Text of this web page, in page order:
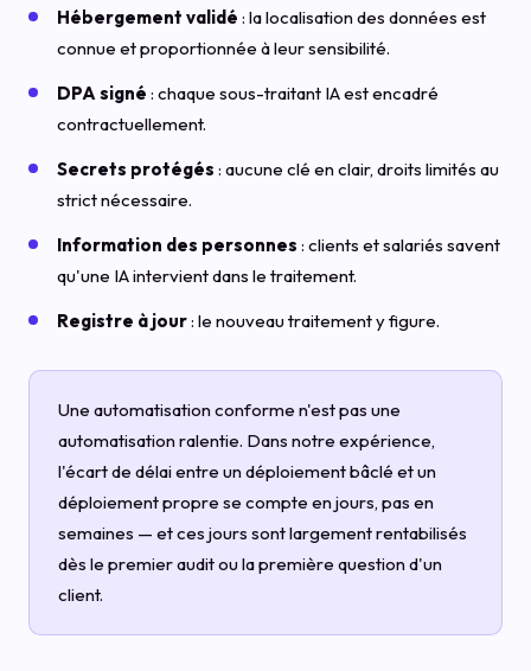
Hébergement validé : la localisation des données est
connue et proportionnée à leur sensibilité.
DPA signé : chaque sous-traitant IA est encadré
contractuellement.
Secrets protégés : aucune clé en clair, droits limités au
strict nécessaire.
Information des personnes : clients et salariés savent
qu'une IA intervient dans le traitement.
Registre à jour: le nouveau traitement y figure.
Une automatisation conforme n'est pas une
automatisation ralentie. Dans notre expérience,
l'écart de délai entre un déploiement bâclé et un
déploiement propre se compte en jours, pas en
semaines — et ces jours sont largement rentabilisés
dès le premier audit ou la première question d'un
client.